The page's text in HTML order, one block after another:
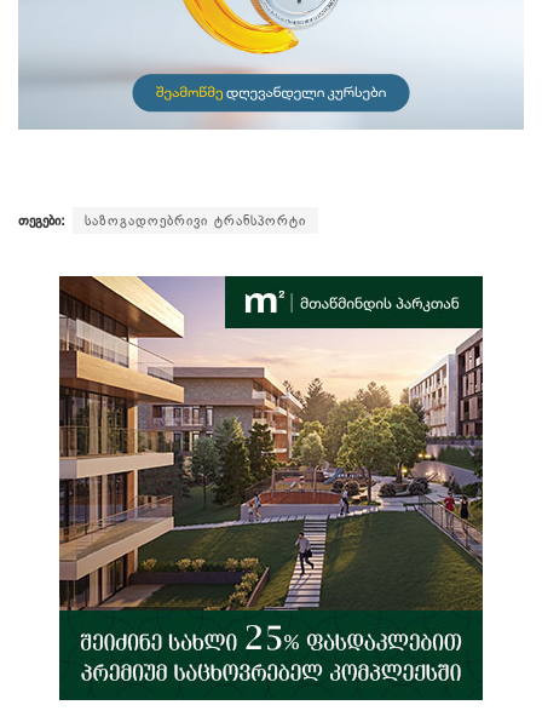
თეგები: საზოგადოებრივი ტრანსპორტი